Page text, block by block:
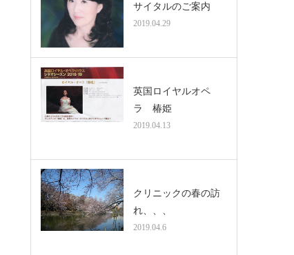
サイタルのご案内
2019.04.29
英国ロイヤルオペ
ラ 椿姫
2019.04.13
クリニックの春の訪
れ、、、
2019.04.6